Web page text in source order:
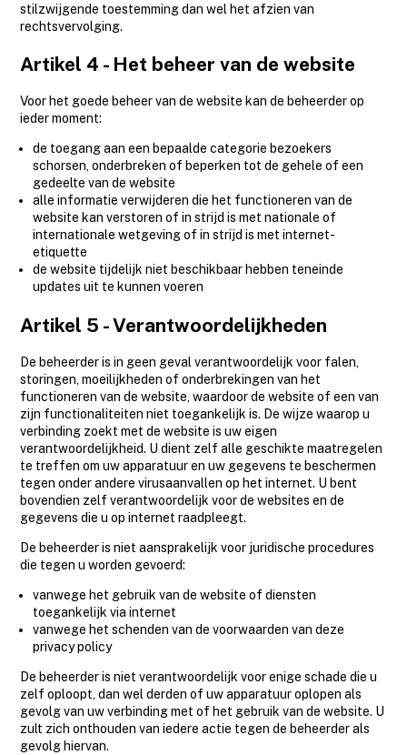
stilzwijgende toestemming dan wel het afzien van
rechtsvervolging.
Artikel 4 - Het beheer van de website
Voor het goede beheer van de website kan de beheerder op
ieder moment:
de toegang aan een bepaalde categorie bezoekers
schorsen, onderbreken of beperken tot de gehele of een
gedeelte van de website
alle informatie verwijderen die het functioneren van de
website kan verstoren of in strijd is met nationale of
internationale wetgeving of in strijd is met internet-
etiquette
de website tijdelijk niet beschikbaar hebben teneinde
updates uit te kunnen voeren
Artikel 5 - Verantwoordelijkheden
De beheerder is in geen geval verantwoordelijk voor falen,
storingen, moeilijkheden of onderbrekingen van het
functioneren van de website, waardoor de website of een van
zijn functionaliteiten niet toegankelijk is. De wijze waarop u
verbinding zoekt met de website is uw eigen
verantwoordelijkheid. U dient zelf alle geschikte maatregelen
te treffen om uw apparatuur en uw gegevens te beschermen
tegen onder andere virusaanvallen op het internet. U bent
bovendien zelf verantwoordelijk voor de websites en de
gegevens die u op internet raadpleegt.
De beheerder is niet aansprakelijk voor juridische procedures
die tegen u worden gevoerd:
vanwege het gebruik van de website of diensten
toegankelijk via internet
vanwege het schenden van de voorwaarden van deze
privacy policy
De beheerder is niet verantwoordelijk voor enige schade die u
zelf oploopt, dan wel derden of uw apparatuur oplopen als
gevolg van uw verbinding met of het gebruik van de website. U
zult zich onthouden van iedere actie tegen de beheerder als
gevolg hiervan.